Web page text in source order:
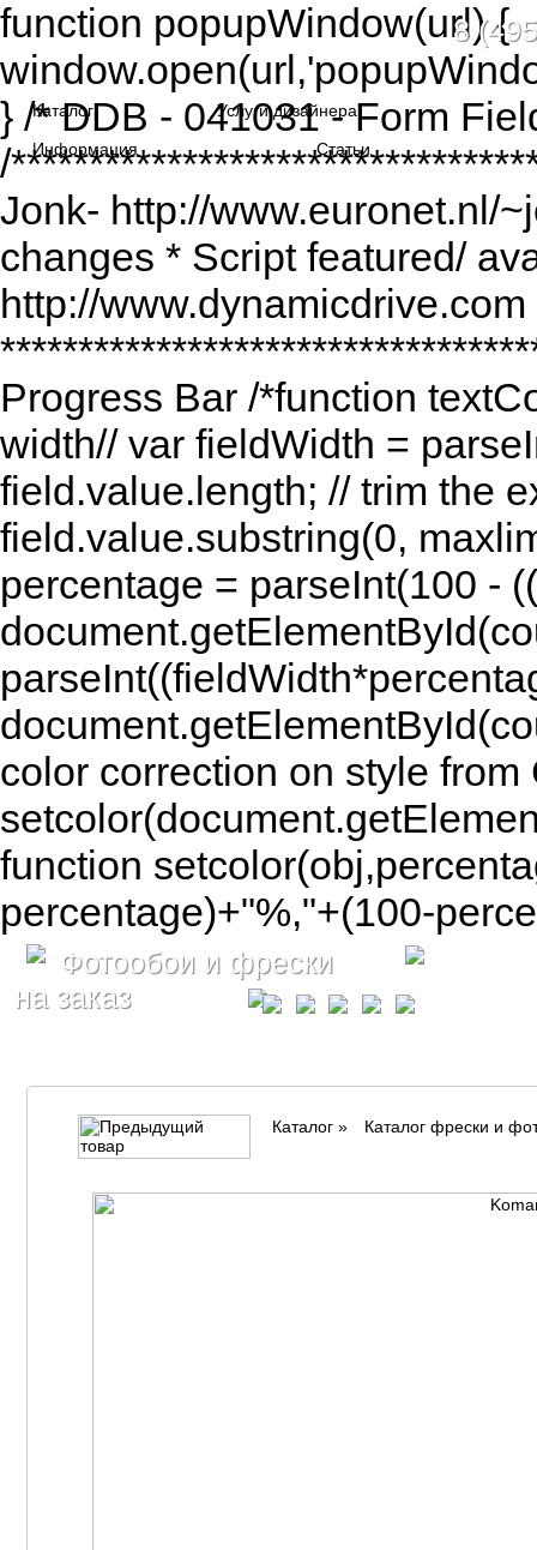
function popupWindow(url) {
} /* DDB - 041031 - Form
/
Jonk- http://www.euronet.nl/
changes * Script featured/
http://
Progress Bar /*function
width// var fieldWidth =
field.value.length; // trim the
field.value.substring(0,
percentage = parseInt(100 -
color correction on style
function
percentage)+"%,"+(100-
Фотообои и фрески
на заказ
8
Каталог
Услуги дизайнера
Информация
Статьи
Каталог » Каталог фрески и